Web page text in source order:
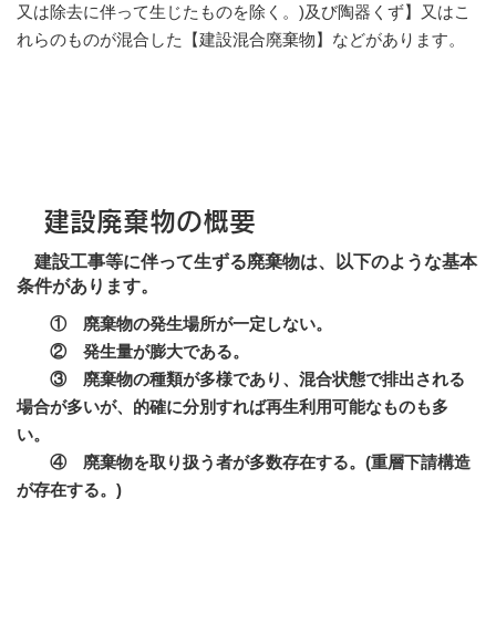
又は除去に伴って生じたものを除く。)及び陶器くず】又はこ
れらのものが混合した【建設混合廃棄物】などがあります。
建設廃棄物の概要
建設工事等に伴って生ずる廃棄物は、以下のような基本
条件があります。
① 廃棄物の発生場所が一定しない。
② 発生量が膨大である。
③ 廃棄物の種類が多様であり、混合状態で排出される
場合が多いが、的確に分別すれば再生利用可能なものも多
い。
④ 廃棄物を取り扱う者が多数存在する。(重層下請構造
が存在する。)